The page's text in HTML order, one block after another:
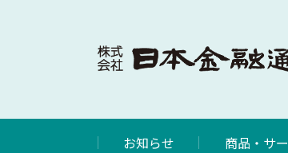
お知らせ 商品・サ